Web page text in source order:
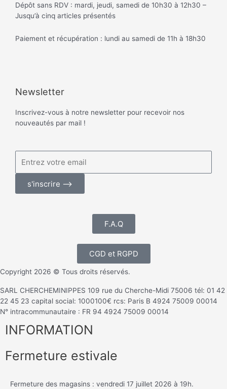
Dépôt sans RDV : mardi, jeudi, samedi de 10h30 à 12h30 –
Jusqu’à cinq articles présentés
Paiement et récupération : lundi au samedi de 11h à 18h30
Newsletter
Inscrivez-vous à notre newsletter pour recevoir nos
nouveautés par mail !
s'inscrire ⟶
F.A.Q
CGD et RGPD
Copyright 2026 © Tous droits réservés.
SARL CHERCHEMINIPPES 109 rue du Cherche-Midi 75006 tél: 01 42
22 45 23 capital social: 1000100€ rcs: Paris B 4924 75009 00014
N° intracommunautaire : FR 94 4924 75009 00014
INFORMATION
Fermeture estivale
Fermeture des magasins : vendredi 17 juillet 2026 à 19h.